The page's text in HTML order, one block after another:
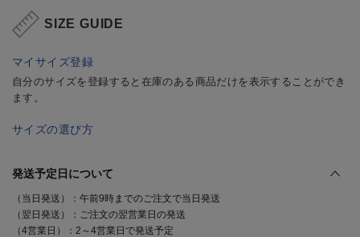
SIZE GUIDE
マイサイズ登録
自分のサイズを登録すると在庫のある商品だけを表示することができ
ます。
サイズの選び方
発送予定日について
（当日発送）：午前9時までのご注文で当日発送
（翌日発送）：ご注文の翌営業日の発送
（4営業日）：2～4営業日で発送予定